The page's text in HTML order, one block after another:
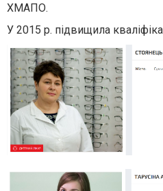
ХМАПО.
У 2015 р. підвищила